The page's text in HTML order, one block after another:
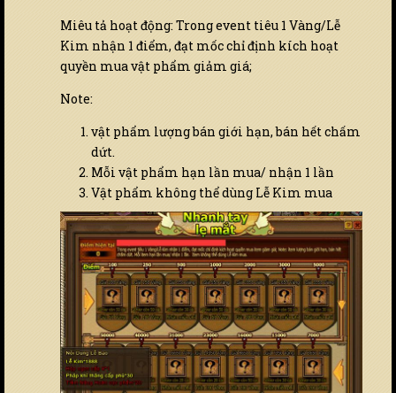
Miêu tả hoạt động: Trong event tiêu 1 Vàng/Lễ
Kim nhận 1 điểm, đạt mốc chỉ định kích hoạt
quyền mua vật phẩm giảm giá;
Note:
vật phẩm lượng bán giới hạn, bán hết chấm
dứt.
Mỗi vật phẩm hạn lần mua/ nhận 1 lần
Vật phẩm không thể dùng Lễ Kim mua